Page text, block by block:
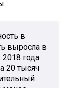
в
выросла в
года
20 тысяч